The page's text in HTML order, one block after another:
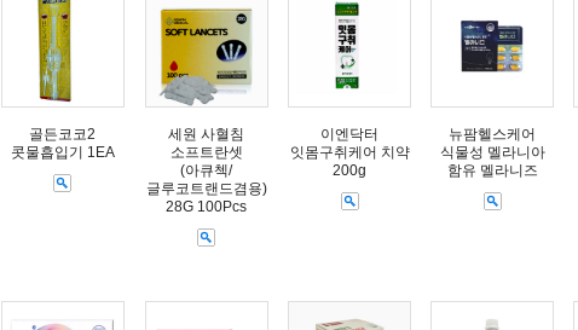
골든코코2
콧물흡입기 1EA
세원 사혈침
소프트란셋
(아큐첵/
글루코트랜드겸용)
28G 100Pcs
이엔닥터
잇몸구취케어 치약
200g
뉴팜헬스케어
식물성 멜라니아
함유 멜라니즈